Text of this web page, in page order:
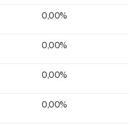
0,00%
0,00%
0,00%
0,00%